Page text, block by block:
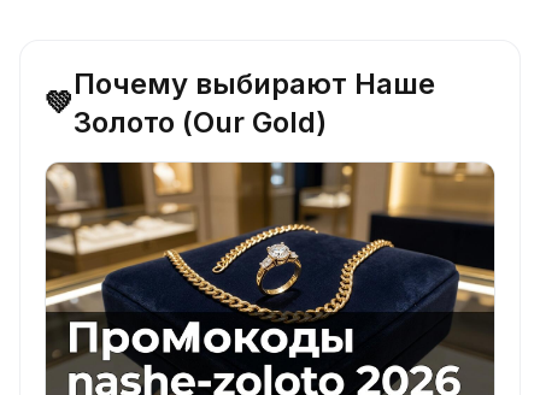
💚
Почему выбирают Наше
Золото (Our Gold)